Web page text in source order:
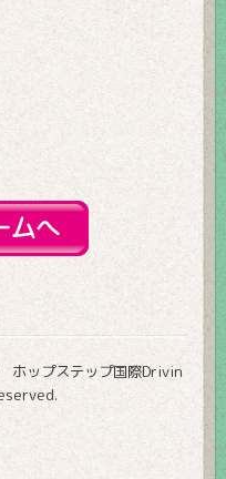
ホップステップ国際Drivin